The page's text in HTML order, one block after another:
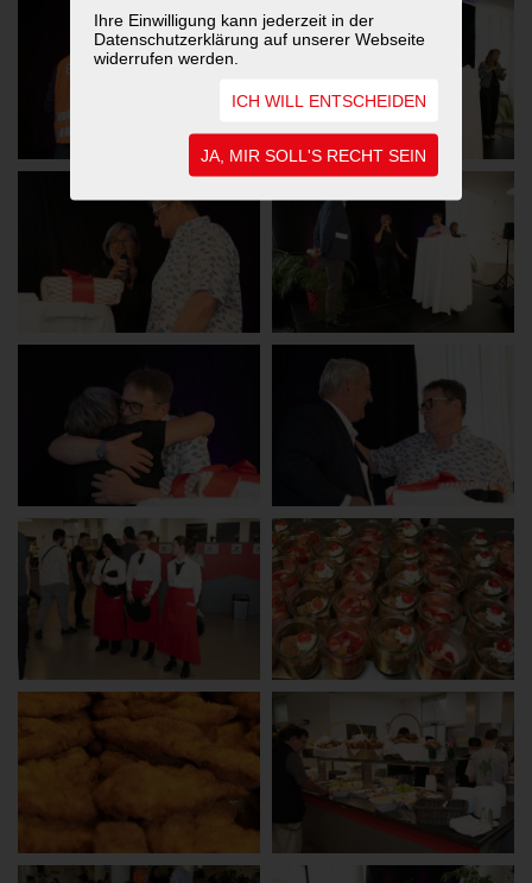
Ihre Einwilligung kann jederzeit in der
Datenschutzerklärung auf unserer Webseite
widerrufen werden.
ICH WILL ENTSCHEIDEN
JA, MIR SOLL'S RECHT SEIN